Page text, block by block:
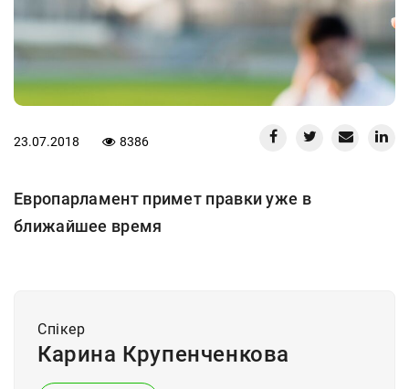
23.07.2018 8386
Европарламент примет правки уже в
ближайшее время
Спiкер
Карина Крупенченкова